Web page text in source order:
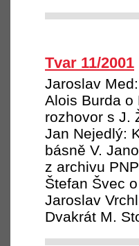
Tvar 11/2001
Jaroslav
Alois Burda o
rozhovor s J.
Jan Nejedlý:
básně V.
z archivu
Štefan Švec
Jaroslav
Dvakrát M.